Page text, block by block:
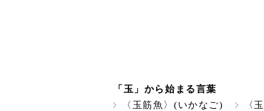
「玉」から始まる言葉
〈玉筋魚〉(いかなご)
〈玉